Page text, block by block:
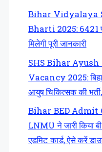
Bihar Vidyalaya
Bharti 2025: 6421
मिलेगी पूरी जानकारी
SHS Bihar
Vacancy 2025:
आयुष चिकित्सक की
Bihar BED Admit
LNMU ने जारी किया बी
एडमिट कार्ड, ऐसे करें